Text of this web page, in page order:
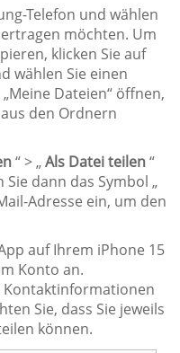
Telefon und wählen
möchten. Um
klicken Sie auf
wählen Sie einen
Dateien“ öffnen,
den Ordnern
“ > „Als Datei teilen“
Sie dann das Symbol „
Adresse ein, um den
auf Ihrem iPhone 15
Konto an.
Kontaktinformationen
Sie, dass Sie jeweils
können.